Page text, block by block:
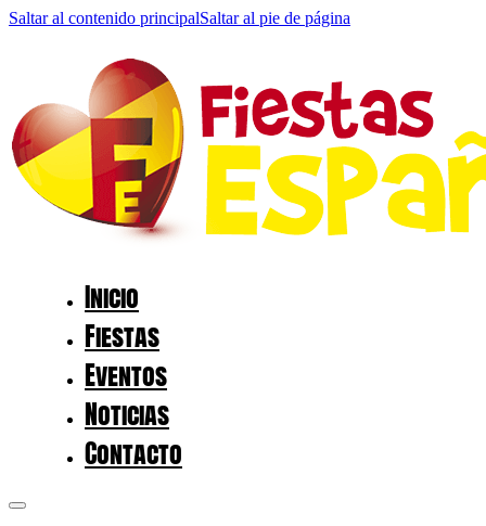
Saltar al contenido principalSaltar al pie de página
Inicio
Fiestas
Eventos
Noticias
Contacto